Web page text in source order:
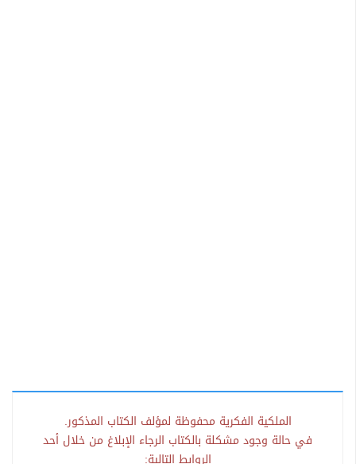
الملكية الفكرية محفوظة لمؤلف الكتاب المذكور.
في حالة وجود مشكلة بالكتاب الرجاء الإبلاغ من خلال أحد